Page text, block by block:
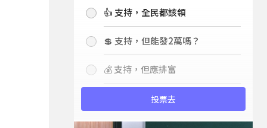
持嗎？👍 支持，全民都該領
💲 支持，但能發2萬嗎？
💰 支持，但應排富
投票去